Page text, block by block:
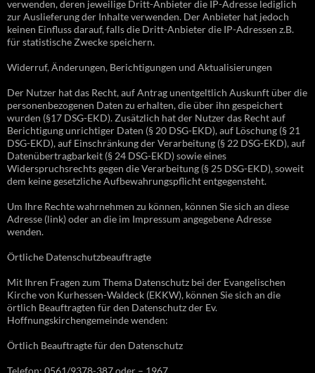
verwenden, deren jeweilige Dritt-Anbieter die IP-Adresse lediglich
zur Auslieferung der Inhalte verwenden. Der Anbieter hat jedoch
keinen Einfluss darauf, falls die Dritt-Anbieter die IP-Adressen z.B.
für statistische Zwecke speichern.
Widerruf, Änderungen, Berichtigungen und Aktualisierungen
Der Nutzer hat das Recht, auf Antrag unentgeltlich Auskunft über die
personenbezogenen Daten zu erhalten, die über ihn gespeichert
wurden (§17 DSG-EKD). Zusätzlich hat der Nutzer das Recht auf
Berichtigung unrichtiger Daten (§ 20 DSG-EKD), auf Löschung (§ 21
DSG-EKD), auf Einschränkung der Verarbeitung (§ 22 DSG-EKD), auf
Datenübertragbarkeit (§ 24 DSG-EKD) sowie eines
Widerspruchsrechts gegen die Verarbeitung (§ 25 DSG-EKD), soweit
dem keine gesetzliche Aufbewahrungspflicht entgegensteht.
Um Ihre Rechte wahrnehmen zu können, können Sie sich an diese
Adresse (link) oder an die im Impressum angegebene Adresse
wenden.
Örtliche Datenschutzbeauftragte
Mit Ihren Fragen zum Thema Datenschutz bei der Evangelischen
Kirche von Kurhessen-Waldeck (EKKW), können Sie sich an die
örtlich Beauftragten für den Datenschutz der Ev.
Hoffnungskirchengemeinde wenden:
Örtlich Beauftragte für den Datenschutz
Telefon: 0561/9378-387 oder – 1967